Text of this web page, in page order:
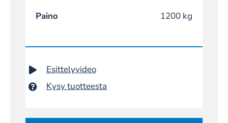
Paino 1200 kg
Esittelyvideo
Kysy tuotteesta